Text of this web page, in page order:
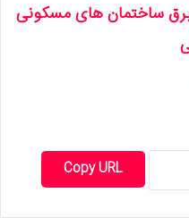
ساختمان های مسکونی
Copy URL